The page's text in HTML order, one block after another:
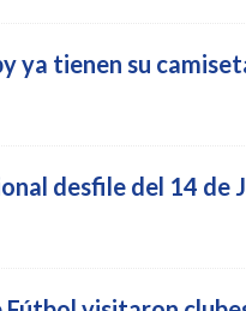
ya tienen su
desfile del 14 de